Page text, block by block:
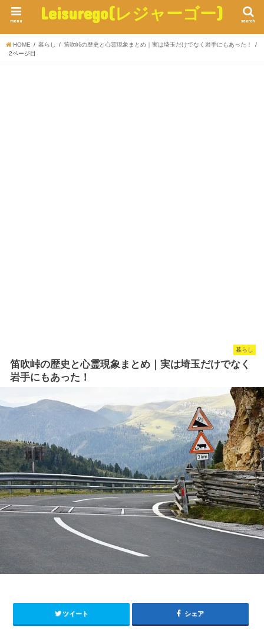
Leisurego(レジャーゴー) search
menu
HOME 暮らし
笛吹峠の歴史と心霊現象まとめ｜実は埼玉だけでなく岩手にもあった！
2ページ目
暮らし
笛吹峠の歴史と心霊現象まとめ｜実は埼玉だけでなく
岩手にもあった！
ツイート シェア